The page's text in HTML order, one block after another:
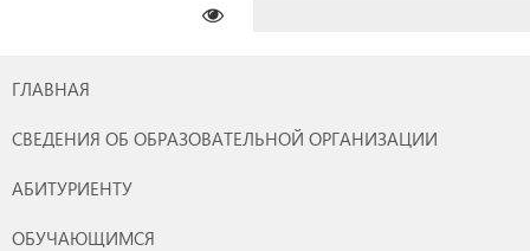
ГЛАВНАЯ
СВЕДЕНИЯ ОБ ОБРАЗОВАТЕЛЬНОЙ ОРГАНИЗАЦИИ
АБИТУРИЕНТУ
ОБУЧАЮЩИМСЯ